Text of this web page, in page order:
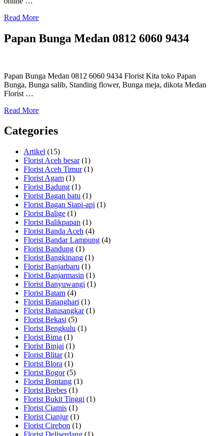
Read More
Papan Bunga Medan 0812 6060 9434
Papan Bunga Medan 0812 6060 9434 Florist Kita toko Papan
Bunga, Bunga salib, Standing flower, Bunga meja, dikota Medan
Florist …
Read More
Categories
Artikel (15)
Florist Aceh besar(1)
Florist Aceh Timur(1)
Florist Agam (1)
Florist Badung (1)
Florist Bagan batu (1)
Florist Bagan Siapi-api (1)
Florist Balige (1)
Florist Balikpapan (1)
Florist Banda Aceh (4)
Florist Bandar Lampung (4)
Florist Bandung (1)
Florist Bangkinang (1)
Florist Banjarbaru (1)
Florist Banjarmasin (1)
Florist Banyuwangi (1)
Florist Batam (4)
Florist Batanghari (1)
Florist Batusangkar(1)
Florist Bekasi (5)
Florist Bengkulu (1)
Florist Bima (1)
Florist Binjai (1)
Florist Blitar(1)
Florist Blora (1)
Florist Bogor(5)
Florist Bontang (1)
Florist Brebes (1)
Florist Bukit Tinggi (1)
Florist Ciamis (1)
Florist Cianjur(1)
Florist Cirebon (1)